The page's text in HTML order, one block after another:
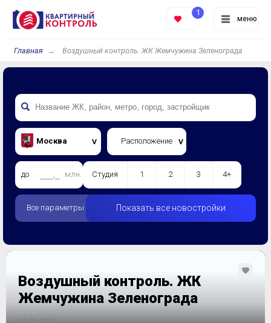
меню
1
Главная Воздушный контроль. ЖК Жемчужина Зеленограда
Москва Расположение
до млн. Студия 1 2 3 4+
Все параметры Показать все новостройки
Воздушный контроль. ЖК
Жемчужина Зеленограда